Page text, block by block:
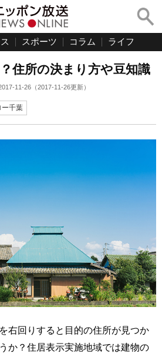
スポーツ コラム ライフ
住所の決まり方や豆知識
11-26 （2017-11-26更新）
ー千葉
右回りすると目的の住所が見つか
か？住居表示実施地域では建物の